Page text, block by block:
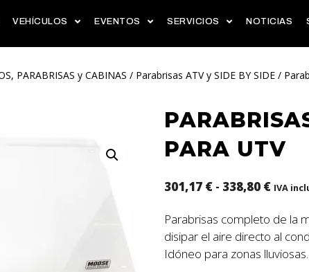
VEHÍCULOS EVENTOS SERVICIOS NOTICIAS
PARABRISAS y CABINAS / Parabrisas ATV y SIDE BY SIDE /
PARA UTV
301,17 € - 338,80 € IVA
Parabrisas completo de la
disipar el aire directo al
Idóneo para zonas lluviosas.